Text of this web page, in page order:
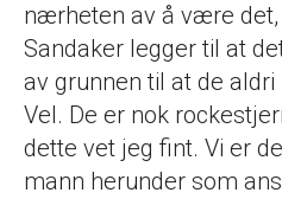
nærheten av å være det,
Sandaker legger til at
av grunnen til at de
Vel. De er nok
dette vet jeg fint. Vi er
mann herunder som